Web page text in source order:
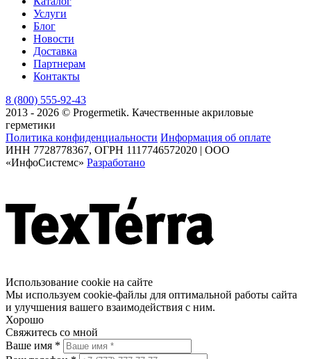
Услуги
Блог
Новости
Доставка
Партнерам
Контакты
8 (800) 555-92-43
2013 - 2026 © Progermetik. Качественные акриловые
герметики
Политика конфиденциальности Информация об оплате
ИНН 7728778367, ОГРН 1117746572020 | ООО
«ИнфоСистемс» Разработано
Использование cookie на сайте
Мы используем cookie-файлы для оптимальной работы сайта
и улучшения вашего взаимодействия с ним.
Хорошо
Свяжитесь со мной
Ваше имя *